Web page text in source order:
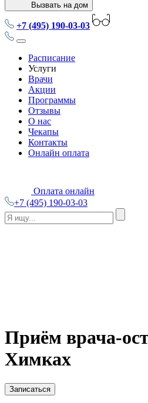
Вызвать на дом
+7 (495) 190-03-03
Расписание
Услуги
Врачи
Акции
Программы
Отзывы
О нас
Чекапы
Контакты
Онлайн оплата
Оплата онлайн
+7 (495) 190-03-03
Приём врача-
Химках
Записаться